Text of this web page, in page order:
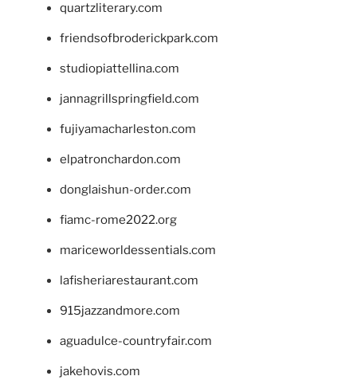
quartzliterary.com
friendsofbroderickpark.com
studiopiattellina.com
jannagrillspringfield.com
fujiyamacharleston.com
elpatronchardon.com
donglaishun-order.com
fiamc-rome2022.org
mariceworldessentials.com
lafisheriarestaurant.com
915jazzandmore.com
aguadulce-countryfair.com
jakehovis.com